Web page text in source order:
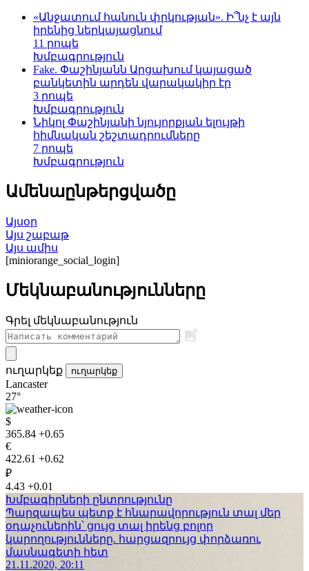
«Անջատում հանուն փրկության». Ի՞նչ է այն
իրենից ներկայացնում
11 րոպե
Խմբագրություն
Fake. Փաշինյանն Արցախում կայացած
բանկետին արդեն վարակակիր էր
3 րոպե
Խմբագրություն
Նիկոլ Փաշինյանի նյույորքյան ելույթի
հիմնական շեշտադրումները
7 րոպե
Խմբագրություն
Ամենաընթերցվածը
Այսօր
Այս շաբաթ
Այս ամիս
[miniorange_social_login]
Մեկնաբանությունները
Գրել մեկնաբանություն
ուղարկեք ուղարկեք
Lancaster
27°
$
365.84 +0.65
€
422.61 +0.62
₽
4.43 +0.01
Խմբագիրների ընտրությունը
Պարզապես պետք է հնարավորություն տալ մեր
օդաչուներին՝ ցույց տալ իրենց բոլոր
կարողությունները. հարցազրույց փորձառու
մասնագետի հետ
21.11.2020, 20:11